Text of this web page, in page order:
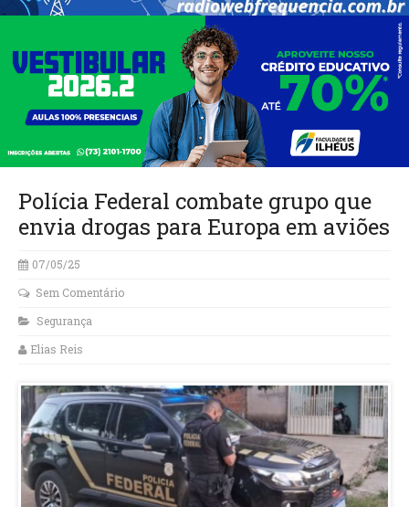
Polícia Federal combate grupo que
envia drogas para Europa em aviões
07/05/25
Sem Comentário
Segurança
Elias Reis